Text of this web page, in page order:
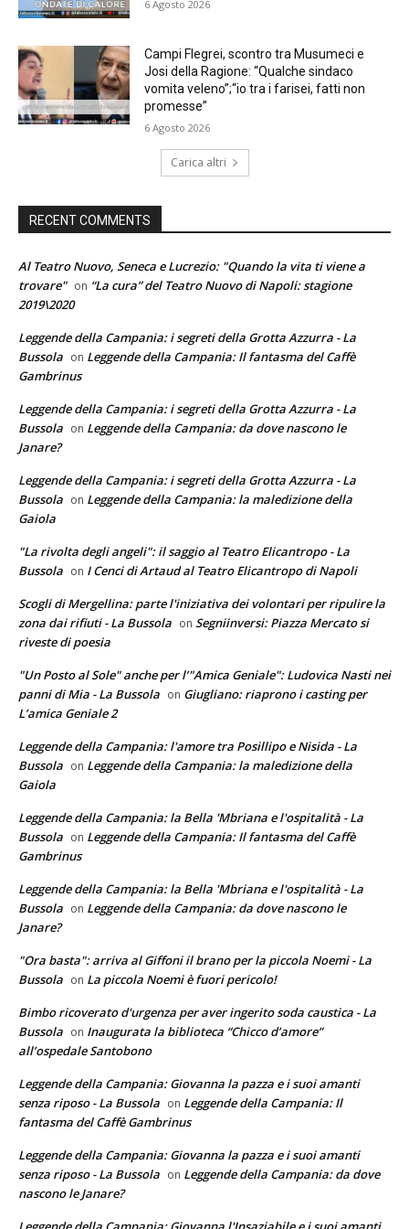
6 Agosto 2026
Campi Flegrei, scontro tra Musumeci e
Josi della Ragione: “Qualche sindaco
vomita veleno”;“io tra i farisei, fatti non
promesse”
6 Agosto 2026
Carica altri
RECENT COMMENTS
Al Teatro Nuovo, Seneca e Lucrezio: "Quando la vita ti viene a
trovare" on “La cura” del Teatro Nuovo di Napoli: stagione
2019\2020
Leggende della Campania: i segreti della Grotta Azzurra - La
Bussola on Leggende della Campania: Il fantasma del Caffè
Gambrinus
Leggende della Campania: i segreti della Grotta Azzurra - La
Bussola on Leggende della Campania: da dove nascono le
Janare?
Leggende della Campania: i segreti della Grotta Azzurra - La
Bussola on Leggende della Campania: la maledizione della
Gaiola
"La rivolta degli angeli": il saggio al Teatro Elicantropo - La
Bussola on I Cenci di Artaud al Teatro Elicantropo di Napoli
Scogli di Mergellina: parte l'iniziativa dei volontari per ripulire la
zona dai rifiuti - La Bussola on Segniinversi: Piazza Mercato si
riveste di poesia
"Un Posto al Sole" anche per l’"Amica Geniale": Ludovica Nasti nei
panni di Mia - La Bussola on Giugliano: riaprono i casting per
L’amica Geniale 2
Leggende della Campania: l'amore tra Posillipo e Nisida - La
Bussola on Leggende della Campania: la maledizione della
Gaiola
Leggende della Campania: la Bella 'Mbriana e l'ospitalità - La
Bussola on Leggende della Campania: Il fantasma del Caffè
Gambrinus
Leggende della Campania: la Bella 'Mbriana e l'ospitalità - La
Bussola on Leggende della Campania: da dove nascono le
Janare?
"Ora basta": arriva al Giffoni il brano per la piccola Noemi - La
Bussola on La piccola Noemi è fuori pericolo!
Bimbo ricoverato d'urgenza per aver ingerito soda caustica - La
Bussola on Inaugurata la biblioteca “Chicco d’amore”
all’ospedale Santobono
Leggende della Campania: Giovanna la pazza e i suoi amanti
senza riposo - La Bussola on Leggende della Campania: Il
fantasma del Caffè Gambrinus
Leggende della Campania: Giovanna la pazza e i suoi amanti
senza riposo - La Bussola on Leggende della Campania: da dove
nascono le Janare?